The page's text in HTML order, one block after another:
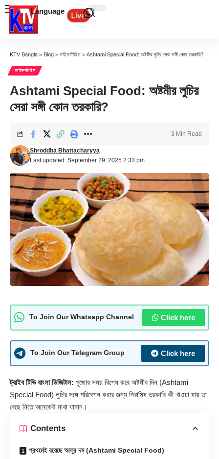
Language
KTV Bangla > Blog > লাইফস্টাইল > Ashtami Special Food: অষ্টমীর লুচির সেরা সঙ্গী কোন তরকারি?
লাইফস্টাইল
Ashtami Special Food: অষ্টমীর লুচির
সেরা সঙ্গী কোন তরকারি?
Last updated: September 29, 2025 2:33 pm
Shroddha Bhattacharyya
3 Min Read
To Join Our Whatsapp Channel Click here
To Join Our Telegram Group Click here
ট্রাইব টিভি বাংলা ডিজিটাল: পুজোর সময় বিশেষ করে অষ্টমীর দিন (Ashtami
Special Food) লুচির সঙ্গে পরিবেশন করার জন্য নিরামিষ তরকারি কী খাওয়া যায় তা
বেছে নিতে অনেকেই মাথা ঘামান।
Contents
প্রথমেই রয়েছে আলুর দম (Ashtami Special Food)